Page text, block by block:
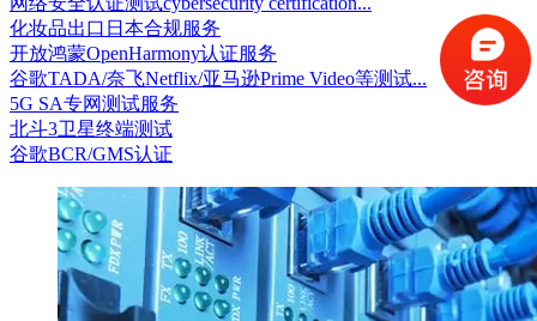
化妆品出口日本合规服务
开放鸿蒙OpenHarmony认证服务
谷歌TADA/奈飞Netflix/亚马逊Prime Video等测试...
5G SA专网测试服务
北斗3卫星终端测试
谷歌BCR/GMS认证